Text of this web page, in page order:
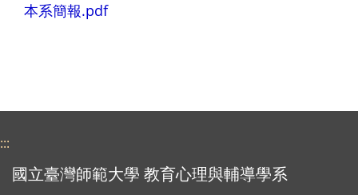
本系簡報.pdf
:::
國立臺灣師範大學 教育心理與輔導學系